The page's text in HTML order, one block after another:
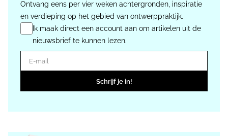
Ontvang eens per vier weken achtergronden, inspiratie
en verdieping op het gebied van ontwerppraktijk.
Ik maak direct een account aan om artikelen uit de
nieuwsbrief te kunnen lezen.
E-mail
Schrijf je in!